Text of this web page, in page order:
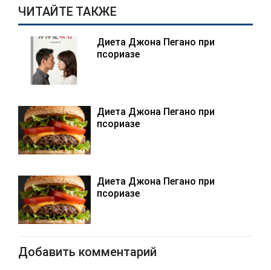
ЧИТАЙТЕ ТАКЖЕ
Диета Джона Пегано при
псориазе
Диета Джона Пегано при
псориазе
Диета Джона Пегано при
псориазе
Добавить комментарий